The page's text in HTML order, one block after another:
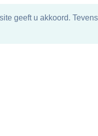
geeft u akkoord.